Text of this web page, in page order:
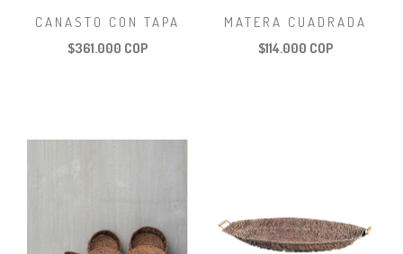
CANASTO CON TAPA
$361.000 COP
MATERA CUADRADA
$114.000 COP